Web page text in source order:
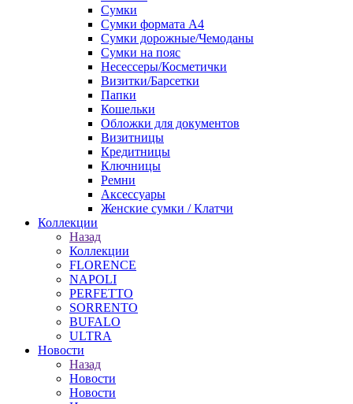
Сумки
Сумки формата А4
Сумки дорожные/Чемоданы
Сумки на пояс
Несессеры/Косметички
Визитки/Барсетки
Папки
Кошельки
Обложки для документов
Визитницы
Кредитницы
Ключницы
Ремни
Аксессуары
Женские сумки / Клатчи
Коллекции
Назад
Коллекции
FLORENCE
NAPOLI
PERFETTO
SORRENTO
BUFALO
ULTRA
Новости
Назад
Новости
Новости